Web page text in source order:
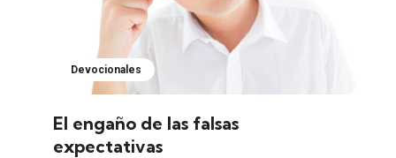
Devocionales
El engaño de las falsas
expectativas